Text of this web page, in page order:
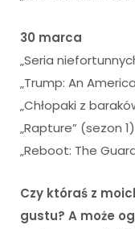
30 marca
„Seria
„Trump: An
„Chłopaki z
„Rapture” (sezon 1)
„Reboot: The
Czy któraś z
gustu? A może